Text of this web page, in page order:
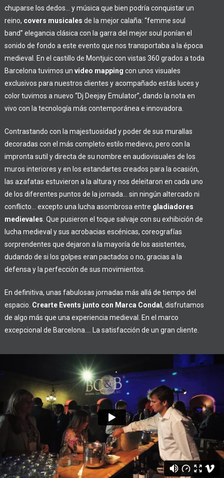
chuparse los dedos… y música que bien podría conquistar un
reino, covers musicales de la mejor calaña: “femme soul
band” elegancia clásica con la garra del mejor soul ponían el
sonido de fondo a este evento que nos transportaba a la época
medieval. En el castillo de Montjuic con vistas 360 grados a toda
Barcelona tuvimos un video mapping con unos visuales
exclusivos para nuestros clientes y acompañado estás luces y
color tuvimos a nuevo “Dj Deejay Emulator”, dando la nota en
vivo con la tecnología más contemporánea e innovadora.
Contrastando con la majestuosidad y poder de sus murallas
decoradas con el más completo estilo medievo, pero con la
impronta sutil y directa de su nombre en audiovisuales de los
muros interiores y en los estandartes creados para la ocasión,
las azafatas estuvieron a la altura y nos deleitaron en cada uno
de los diferentes puntos de la jornada… sin ningún altercado ni
conflicto… excepto una lucha asombrosa entre gladiadores
medievales . Que pusieron el toque salvaje con su exhibición de
lucha medieval y sus acrobacias escénicas, coreografías
sorprendentes que dejaron a la mayoría de los asistentes,
dudando de si los golpes eran pactados o no, gracias a la
defensa y la perfección de sus movimientos.
En definitiva, unas fabulosas jornadas más allá de tiempo del
espacio. Crearte Events junto con Marca Condal , disfrutamos
de algo más que una experiencia medieval. En el marco
excepcional de Barcelona…. La satisfacción de un gran cliente.